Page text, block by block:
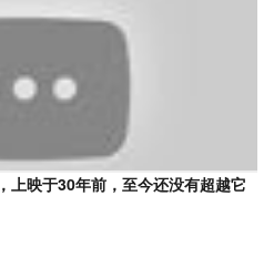
上映于30年前，至今还没有超越它